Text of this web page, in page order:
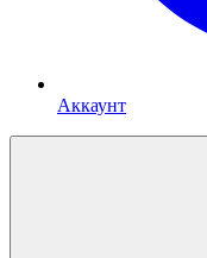
Аккаунт